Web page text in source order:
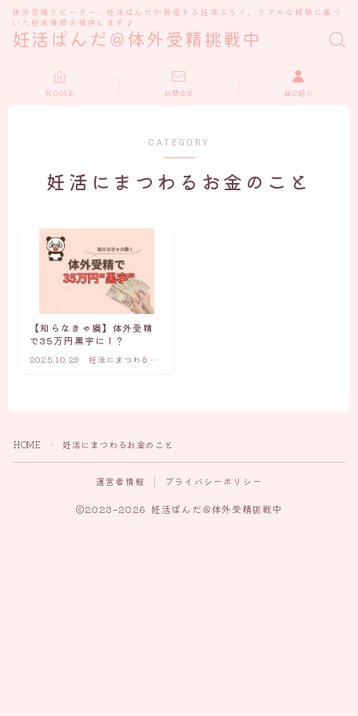
妊活ぱんだ＠体外受精挑戦中
体外受精リピーター、妊活ぱんだが発信する妊活ぶろぐ。リアルな経験に基づ
いた妊活情報を提供します♪
ＨＯＭＥ お問合せ 自己紹介
CATEGORY
妊活にまつわるお金のこと
【知らなきゃ損】体外受精
で35万円黒字に！？
2025.10.29
妊活にまつわるお
HOME ＞ 妊活にまつわるお金のこと
運営者情報 プライバシーポリシー
2023–2026 妊活ぱんだ＠体外受精挑戦中